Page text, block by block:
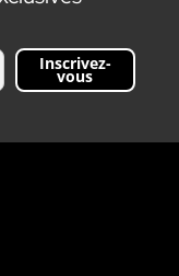
Inscrivez-
vous